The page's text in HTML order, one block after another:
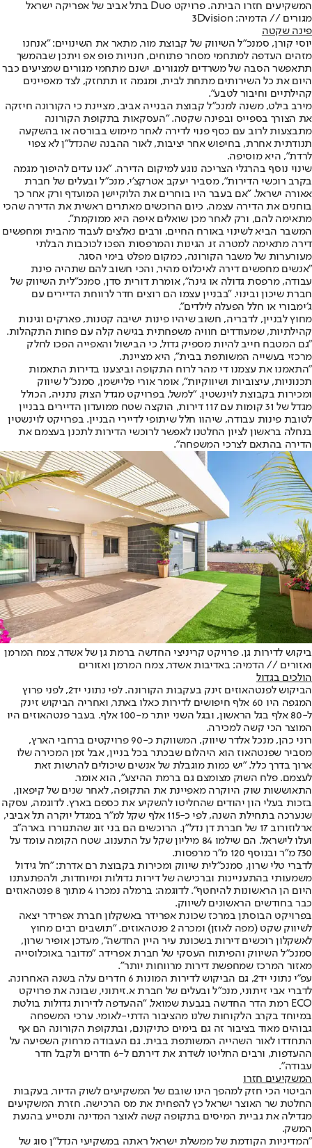
המשקיעים חזרו הביתה. פרויקט Duo בתל אביב של אפריקה ישראל
מגורים // הדמיה: 3Dvision
פינה שקטה
יוסי קורן, סמנכ"ל השיווק של קבוצת מור, מתאר את השינויים: ״אנחנו
מזהים העדפה למתחמי מסחר פתוחים, חנויות פופ אפ ויתכן שבהמשך
תתאפשר הסבה של משרדים למגורים. ישנם מתחמי מגורים שמציעים כבר
היום את כל השירותים מתחת לבית, ומגמה זו תתחזק, לצד מאפיינים
קהילתיים וחיבור לטבע״.
מירב בילט, משנה למנכ״ל קבוצת הבנייה אביב, מציינת כי הקורונה חיזקה
את הצורך בספייס ובפינה שקטה. ״העסקאות בתקופת הקורונה
מתבצעות לרוב עם כסף פנוי לדירה לאחר מימוש בבורסה או בהשקעה
תנודתית אחרת, בחיפוש אחר יציבות, לאור ההבנה שהנדל״ן לא צפוי
לרדת״, היא מוסיפה.
שינוי נוסף בהרגלי הצריכה נוגע למיקום הדירה. ״אנו עדים להיפוך מגמה
בקרב רוכשי הדירות", מסביר יעקב אטרקצ'י, מנכ"ל ובעלים של חברת
אאורה ישראל. "אם בעבר היו בוחרים את הלוקיישן המועדף ורק אחר כך
בוחנים את הדירה עצמה, כיום הרוכשים מאתרים ראשית את הדירה שהכי
מתאימה להם, ורק לאחר מכן שואלים איפה היא ממוקמת״.
המשבר הביא לשינוי באורח החיים, ורבים נאלצים לעבוד מהבית ומחפשים
דירה מתאימה למטרה זו. הגינות והמרפסות הפכו לכוכבות הבלתי
מעורערות של משבר הקורונה, כמקום מפלט בימי הסגר.
״אנשים מחפשים דירה לאיכלוס מהיר, והכי חשוב להם שתהיה פינת
עבודה, מרפסת גדולה או גינה", אומרת דורית סדן, סמנכ״לית השיווק של
חברת שיכון ובינוי. "בבניין עצמו הם רוצים חדר לרווחת הדיירים עם
ג׳ימבורי או חלל הפעלה לילדים״.
מחוץ לבניין, לדבריה, חשוב שיהיו פינות ישיבה קטנות, פארקים וגינות
קהילתיות, שמעודדים חוויה משפחתית בגישה קלה עם פחות התקהלות.
״גם המטבח חייב להיות מספיק גדול, כי הבישול והאפייה הפכו לחלק
מרכזי בעשייה המשותפת בבית״, היא מציינת.
״התאמנו את עצמנו די מהר לרוח התקופה וביצענו בדירות התאמות
תכנוניות, עיצוביות ושיווקיות״, אומר אורי פליישמן, סמנכ״ל שיווק
ומכירות בקבוצת לוינשטין. "למשל, בפרויקט מגדל הצוק נתניה, הכולל
מגדל של 31 קומות עם 117 דירות, הוקצה שטח ממועדון הדיירים בבניין
לטובת פינות עבודה, שיהוו חלל שיתופי לדיירי הבניין. בפרויקט לוינשטין
בנחלה בראשון לציון החלטנו לאפשר לרוכשי הדירות לתכנן בעצמם את
הדירה בהתאם לצרכי המשפחה".
ביקוש לדירות גן. פרויקט קריניצי החדשה ברמת גן של אשדר, צמח המרמן
ואזורים // הדמיה: באדיבות אשדר, צמח המרמן ואזורים
הולכים בגדול
הביקוש לפנטהאוזים זינק בעקבות הקורונה. לפי נתוני יד2, לפני פרוץ
המגפה היו 60 אלף חיפושים לדירות כאלו באתר, ואחריה הביקוש זינק
ל-80 אלף בגל הראשון, ובגל השני יותר מ-100 אלף. בעבר פנטהאוזים היו
המוצר הכי קשה למכירה.
רוני כהן, מנכל אלדר שיווק, המשווקת כ-90 פרויקטים ברחבי הארץ,
מסביר שפנטהאוז הוא היהלום שבכתר בכל בניין, אבל זמן המכירה שלו
ארוך בדרך כלל. "יש כמות מוגבלת של אנשים שיכולים להרשות זאת
לעצמם. פלח השוק מצומצם גם ברמת ההיצע", הוא אומר.
התאוששות שוק היוקרה מאפיינת את התקופה, לאחר שנים של קיפאון,
בזכות בעלי הון יהודים שהחליטו להשקיע את כספם בארץ. לדוגמה, עסקה
שנערכה בתחילת השנה, לפי כ-115 אלף שקל למ"ר במגדל יוקרה תל אביבי,
ארלוזורוב 17 של חברת דן נדל״ן. הרוכשים הם בני זוג שהתגוררו בארה"ב
ועלו לישראל. הם שילמו 84 מיליון שקל על התענוג. שטח הקומה עומד על
730 מ"ר ובנוסף 120 מ"ר מרפסות.
לדברי טלי שרון, סמנכ"לית שיווק ומכירות בקבוצת רם אדרת: "חל גידול
משמעותי בהתעניינות וברכישה של דירות גדולות ומיוחדות, ולהפתעתנו
היום הן הראשונות להיחטף״. לדוגמה: ברמלה נמכרו 4 מתוך 8 פנטהאוזים
כבר בחודשים הראשונים לשיווק.
בפרויקט הבוסתן במרכז שכונת אפרידר באשקלון חברת אפרידר יצאה
לשיווק שקט (מפה לאוזן) ומכרה 2 פנטהאוזים. ״תושבים רבים מחוץ
לאשקלון רוכשים דירות בשכונת עיר היין החדשה", מעדכן אופיר שרון,
סמנכ״ל השיווק והפיתוח העסקי של חברת אפרידר. "מדובר באוכלוסייה
מאזור המרכז שמחפשת דירות מרווחות יותר״.
עפ"י נתוני יד2, גם הביקוש לדירות המונות 6 חדרים עלה בשנה האחרונה.
לדברי אבי זיתוני, מנכ"ל ובעלים של חברת א.זיתוני, שבונה את פרויקט
ECO רמת הדר החדשה בגבעת שמואל, "ההעדפה לדירות גדולות בולטת
במיוחד בקרב הלקוחות שלנו מהציבור הדתי-לאומי. ערכי המשפחה
גבוהים מאוד בציבור זה גם בימים כתיקונם, ובתקופת הקורונה הם אף
התחדדו לאור השהייה המשותפת בבית. גם העבודה מרחוק השפיעה על
ההעדפות, ורבים החליטו לשדרג את דירתם ל-6 חדרים ולקבל חדר
עבודה".
המשקיעים חזרו
הביטוי הכי חזק למהפך הינו שובם של המשקיעים לשוק הדיור, בעקבות
החלטת שר האוצר ישראל כץ להפחית את מס הרכישה. חזרת המשקיעים
מגדילה את גביית המיסים בתקופה קשה לאוצר המדינה ותסייע בהנעת
המשק.
״המדיניות הקודמת של ממשלת ישראל ראתה במשקיעי הנדל"ן סוג של